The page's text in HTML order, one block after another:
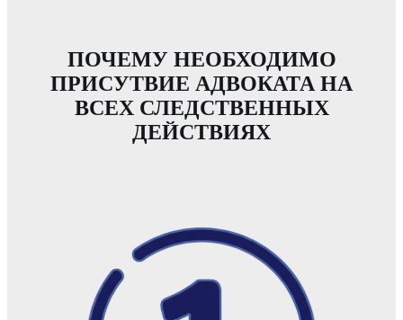
ПОЧЕМУ НЕОБХОДИМО
ПРИСУТВИЕ АДВОКАТА НА
ВСЕХ СЛЕДСТВЕННЫХ
ДЕЙСТВИЯХ